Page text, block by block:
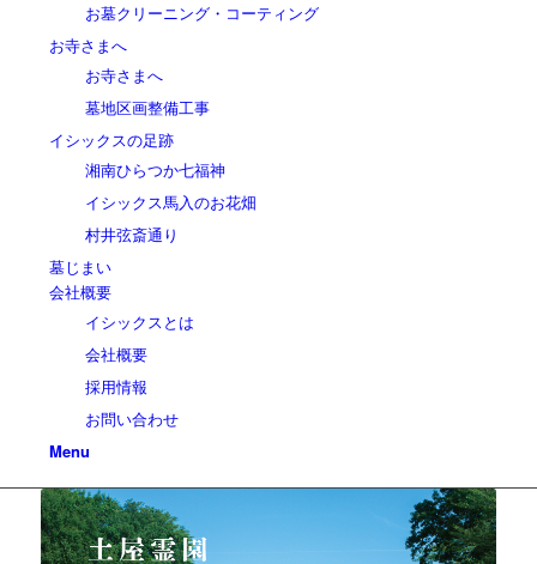
お墓クリーニング・コーティング
お寺さまへ
お寺さまへ
墓地区画整備工事
イシックスの足跡
湘南ひらつか七福神
イシックス馬入のお花畑
村井弦斎通り
墓じまい
会社概要
イシックスとは
会社概要
採用情報
お問い合わせ
Menu